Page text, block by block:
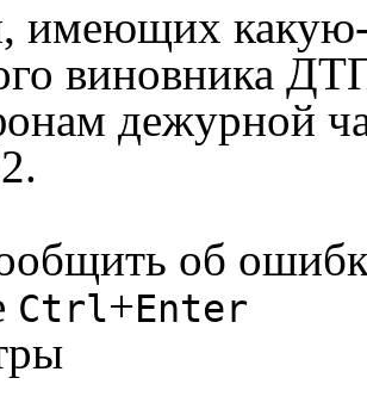
имеющих
виновника
дежурной
об
Ctrl+Enter